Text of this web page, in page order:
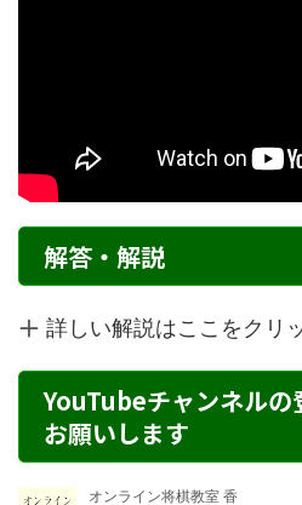
解答・解説
詳しい解説はここをクリ
YouTubeチャンネルの
お願いします